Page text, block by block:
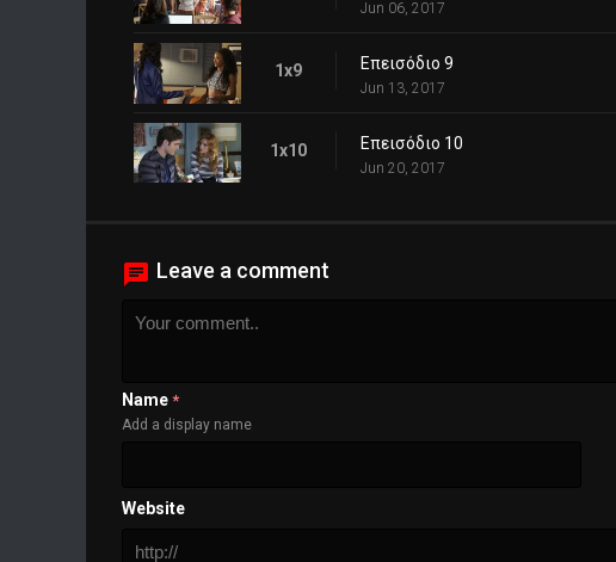
Jun 06, 2017
1x9 Επεισόδιο 9
Jun 13, 2017
1x10 Επεισόδιο 10
Jun 20, 2017
Leave a comment
Name *
Add a display name
Website